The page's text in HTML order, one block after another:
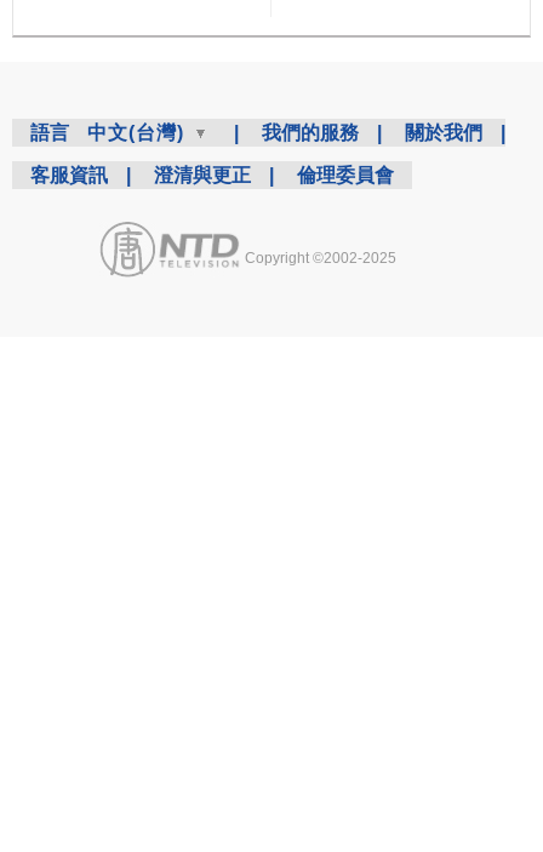
語言 中文(台灣) 我們的服務 關於我們
客服資訊 澄清與更正 倫理委員會
Copyright ©2002-2025